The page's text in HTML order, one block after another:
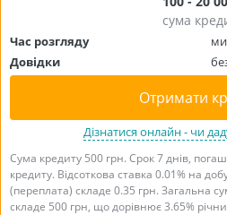
сума
Час розгляду
Довідки
Отримати
Дізнатися онлайн - чи
Сума кредиту 500 грн. Срок 7 днів,
кредиту. Відсоткова ставка 0.01% на
(переплата) складе 0.35 грн. Загальна
складе 500 грн, що дорівнює 3.65%